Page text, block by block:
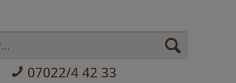
07022/4 42 33